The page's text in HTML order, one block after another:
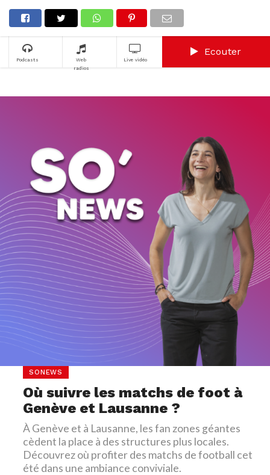
Podcasts
Web
radios
Live vidéo
Ecouter
SONEWS
Où suivre les matchs de foot à
Genève et Lausanne ?
À Genève et à Lausanne, les fan zones géantes
cèdent la place à des structures plus locales.
Découvrez où profiter des matchs de football cet
été dans une ambiance conviviale.